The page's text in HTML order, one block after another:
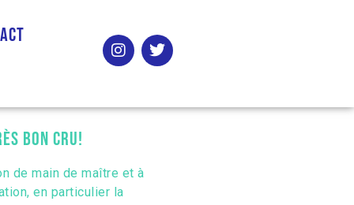
bon cru!
de main de maître et à
en particulier la